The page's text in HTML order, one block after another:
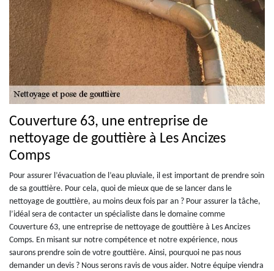
Couverture 63, une entreprise de
nettoyage de gouttière à Les Ancizes
Comps
Pour assurer l’évacuation de l’eau pluviale, il est important de prendre soin
de sa gouttière. Pour cela, quoi de mieux que de se lancer dans le
nettoyage de gouttière, au moins deux fois par an ? Pour assurer la tâche,
l’idéal sera de contacter un spécialiste dans le domaine comme
Couverture 63, une entreprise de nettoyage de gouttière à Les Ancizes
Comps. En misant sur notre compétence et notre expérience, nous
saurons prendre soin de votre gouttière. Ainsi, pourquoi ne pas nous
demander un devis ? Nous serons ravis de vous aider. Notre équipe viendra